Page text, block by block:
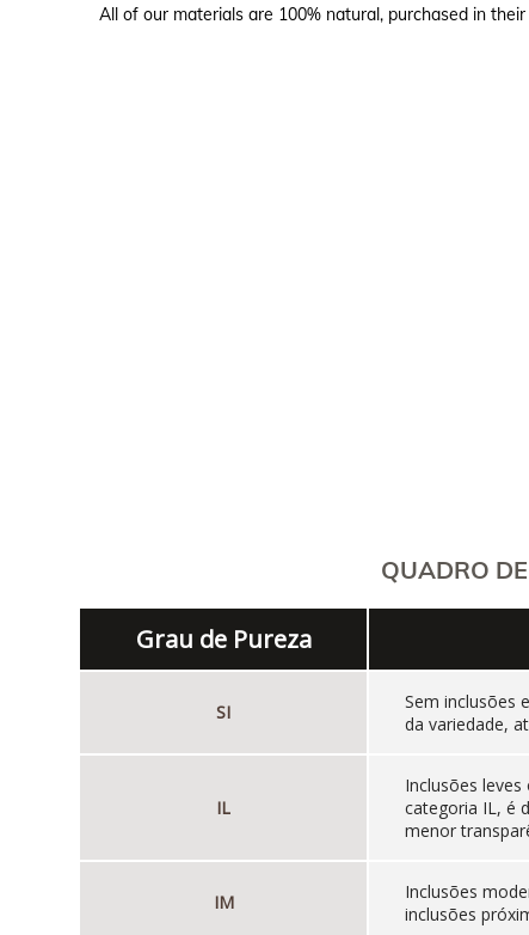
All of our materials are 100% natural, purchased in
QUADRO
Grau de Pureza
SI
Sem inclusões
da variedade,
IL
Inclusões
categoria IL, é
menor
IM
Inclusões
inclusões